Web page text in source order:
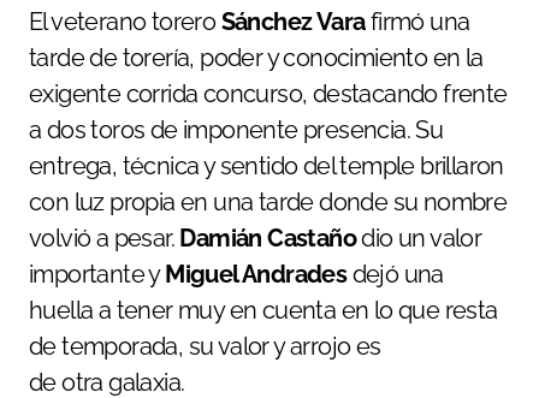
El veterano toreroSánchez Varafirmó una
tarde de torería, poder y conocimiento en la
exigente corrida concurso, destacando frente
a dos toros de imponente presencia. Su
entrega, técnica y sentido del temple brillaron
con luz propia en una tarde donde su nombre
volvió a pesar. Damián Castañodio un valor
importante yMiguel Andradesdejó una
huella a tener muy en cuenta en lo que resta
de temporada, su valor y arrojo es
de otra galaxia.